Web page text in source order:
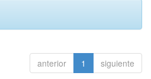
anterior 1 siguiente